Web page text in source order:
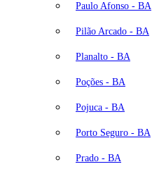
Paulo Afonso - BA
Pilão Arcado - BA
Planalto - BA
Poções - BA
Pojuca - BA
Porto Seguro - BA
Prado - BA